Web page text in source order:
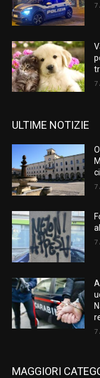
7
7
ULTIME NOTIZIE
7
7
7
MAGGIORI